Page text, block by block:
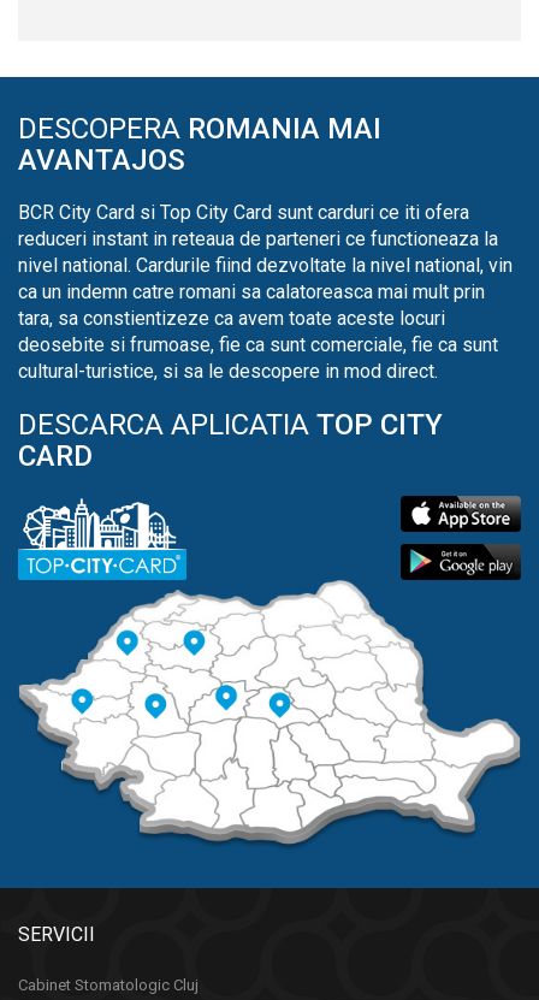
DESCOPERA ROMANIA MAI
AVANTAJOS
BCR City Card si Top City Card sunt carduri ce iti ofera
reduceri instant in reteaua de parteneri ce functioneaza la
nivel national. Cardurile fiind dezvoltate la nivel national, vin
ca un indemn catre romani sa calatoreasca mai mult prin
tara, sa constientizeze ca avem toate aceste locuri
deosebite si frumoase, fie ca sunt comerciale, fie ca sunt
cultural-turistice, si sa le descopere in mod direct.
DESCARCA APLICATIA TOP CITY
CARD
SERVICII
Cabinet Stomatologic Cluj